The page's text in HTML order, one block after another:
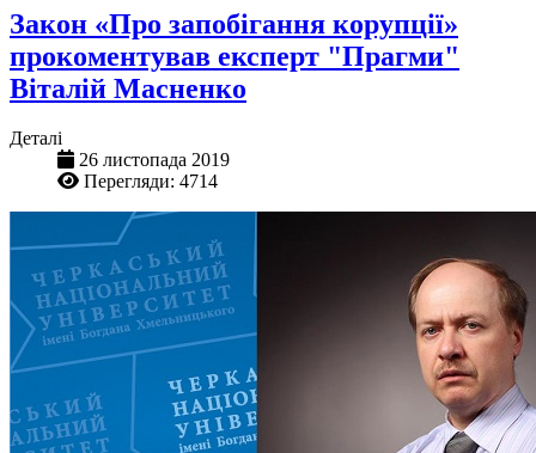
Закон «Про запобігання корупції»
прокоментував експерт "Прагми"
Віталій Масненко
Деталі
26 листопада 2019
Перегляди: 4714